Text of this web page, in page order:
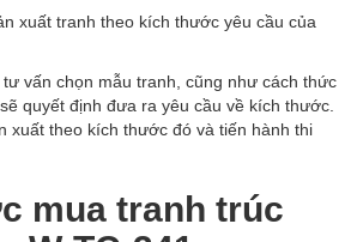
xuất tranh theo kích thước yêu cầu của
vấn chọn mẫu tranh, cũng như cách thức
quyết định đưa ra yêu cầu về kích thước.
xuất theo kích thước đó và tiến hành thi
mua tranh trúc